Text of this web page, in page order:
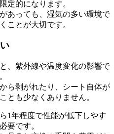
定的になります。
あっても、湿気の多い環境で
ことが大切です。
、紫外線や温度変化の影響で
ら剥がれたり、シート自体が
とも少なくありません。
1年程度で性能が低下しやす
要です。